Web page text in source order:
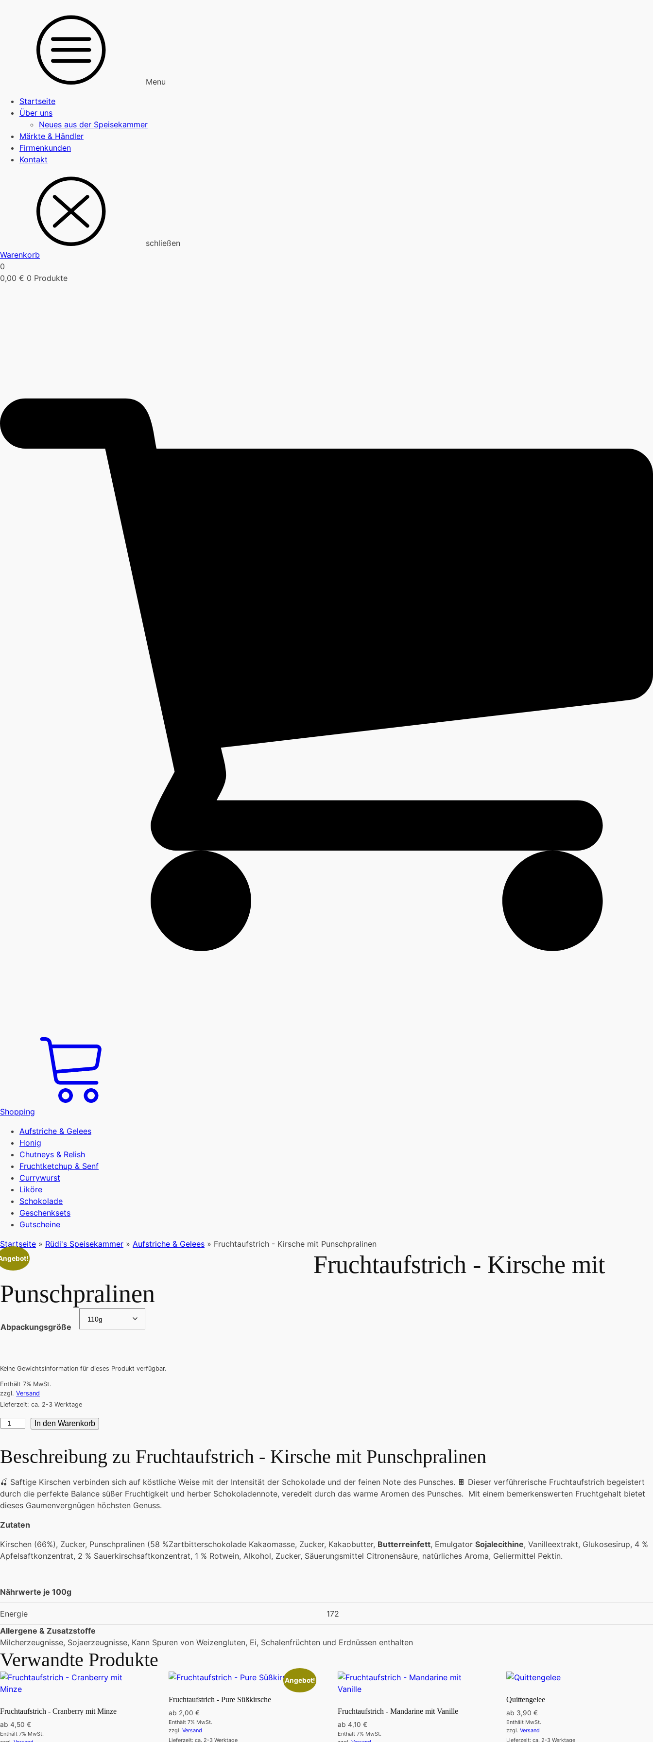
Menu
Startseite
Über uns
Neues aus der Speisekammer
Märkte & Händler
Firmenkunden
Kontakt
schließen
Warenkorb
0
0,00 € 0 Produkte
Shopping
Aufstriche & Gelees
Honig
Chutneys & Relish
Fruchtketchup & Senf
Currywurst
Liköre
Schokolade
Geschenksets
Gutscheine
Startseite » Rüdi's Speisekammer » Aufstriche & Gelees » Fruchtaufstrich - Kirsche mit Punschpralinen
Fruchtaufstrich - Kirsche mit
Punschpralinen
Abpackungsgröße
Keine Gewichtsinformation für dieses Produkt verfügbar.
Enthält 7% MwSt.
zzgl. Versand
Lieferzeit: ca. 2-3 Werktage
Fruchtaufstrich
mit
Menge
In den Warenkorb
Beschreibung zu Fruchtaufstrich - Kirsche mit Punschpralinen
🍒 Saftige Kirschen verbinden sich auf köstliche Weise mit der Intensität der Schokolade und der feinen Note des Punsches. 🍫 Dieser verführerische Fruchtaufstrich begeistert
durch die perfekte Balance süßer Fruchtigkeit und herber Schokoladennote, veredelt durch das warme Aromen des Punsches. Mit einem bemerkenswerten Fruchtgehalt bietet
dieses Gaumenvergnügen höchsten Genuss.
Zutaten
Kirschen (66%), Zucker, Punschpralinen (58 %Zartbitterschokolade Kakaomasse, Zucker, Kakaobutter, Butterreinfett, Emulgator Sojalecithine, Vanilleextrakt, Glukosesirup, 4 %
Apfelsaftkonzentrat, 2 % Sauerkirschsaftkonzentrat, 1 % Rotwein, Alkohol, Zucker, Säuerungsmittel Citronensäure, natürliches Aroma, Geliermittel Pektin.
Nährwerte je 100g
Energie
172
Allergene & Zusatzstoffe
Milcherzeugnisse, Sojaerzeugnisse, Kann Spuren von Weizengluten, Ei, Schalenfrüchten und Erdnüssen enthalten
Verwandte Produkte
Fruchtaufstrich - Cranberry mit Minze
ab 4,50 €
Enthält 7% MwSt.
Angebot!
Fruchtaufstrich - Pure Süßkirsche
ab 2,00€
Enthält 7% MwSt.
zzgl.Versand
Lieferzeit: ca. 2-3 Werktage
Fruchtaufstrich - Mandarine mit Vanille
ab 4,10 €
Enthält 7% MwSt.
Quittengelee
ab 3,90€
Enthält MwSt.
zzgl.Versand
Lieferzeit: ca. 2-3 Werktage